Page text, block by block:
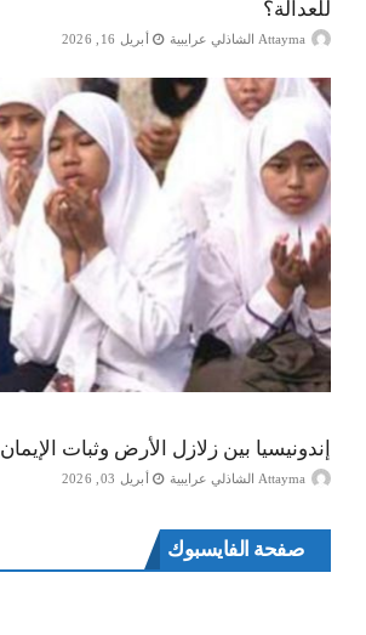
للعدالة؟
Attayma الشاذلي عرايبية أبريل 16, 2026
إندونيسيا بين زلازل الأرض وثبات الإيمان
Attayma الشاذلي عرايبية أبريل 03, 2026
صفحة الفايسبوك